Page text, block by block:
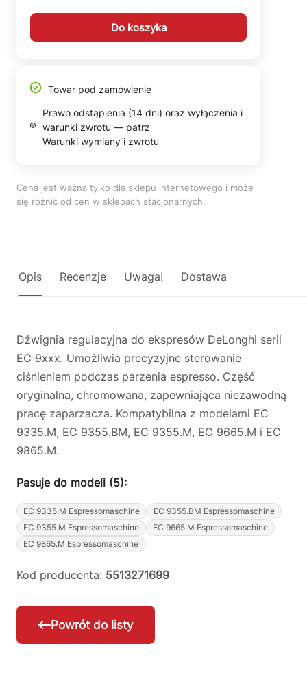
Do koszyka
Towar pod zamówienie
Prawo odstąpienia (14 dni) oraz wyłączenia i
warunki zwrotu — patrz
Warunki wymiany i zwrotu
Cena jest ważna tylko dla sklepu internetowego i może
się różnić od cen w sklepach stacjonarnych.
Opis Recenzje Uwaga! Dostawa
Dźwignia regulacyjna do ekspresów DeLonghi serii
EC 9xxx. Umożliwia precyzyjne sterowanie
ciśnieniem podczas parzenia espresso. Część
oryginalna, chromowana, zapewniająca niezawodną
pracę zaparzacza. Kompatybilna z modelami EC
9335.M, EC 9355.BM, EC 9355.M, EC 9665.M i EC
9865.M.
Pasuje do modeli (5):
EC 9335.M Espressomaschine
EC 9355.BM Espressomaschine
EC 9355.M Espressomaschine
EC 9665.M Espressomaschine
EC 9865.M Espressomaschine
Kod producenta: 5513271699
Powrót do listy